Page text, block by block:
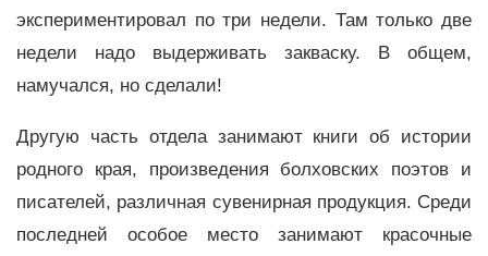
экспериментировал по три недели. Там только две
недели надо выдерживать закваску. В общем,
намучался, но сделали!
Другую часть отдела занимают книги об истории
родного края, произведения болховских поэтов и
писателей, различная сувенирная продукция. Среди
последней особое место занимают красочные